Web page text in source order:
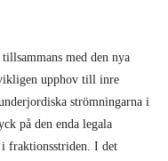
med den nya
upphov till inre
strömningarna i
på den enda legala
i fraktionsstriden. I det